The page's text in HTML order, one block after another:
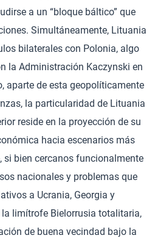
a un “bloque báltico” que
Simultáneamente, Lituania
bilaterales con Polonia, algo
la Administración Kaczynski en
aparte de esta geopolíticamente
la particularidad de Lituania
reside en la proyección de su
hacia escenarios más
si bien cercanos funcionalmente
nacionales y problemas que
a Ucrania, Georgia y
limítrofe Bielorrusia totalitaria,
de buena vecindad bajo la